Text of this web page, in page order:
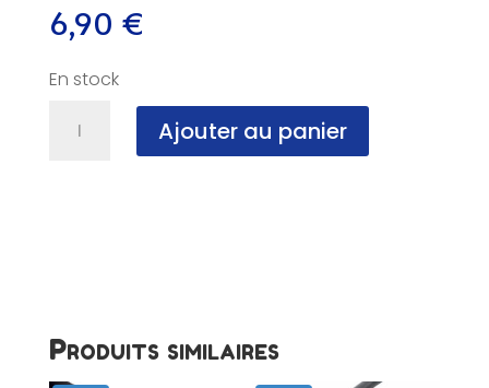
6,90 €
En stock
Adaptateur
Ajouter au panier
Produits similaires